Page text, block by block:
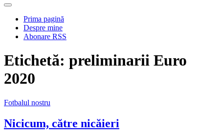
Prima pagină
Despre mine
Abonare RSS
Etichetă: preliminarii Euro
2020
Fotbalul nostru
Nicicum, către nicăieri